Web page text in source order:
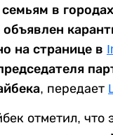
в
на странице в
передает
отметил, что